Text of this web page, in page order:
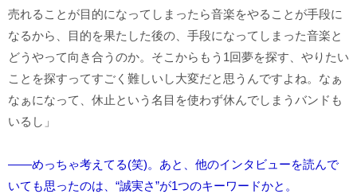
売れることが目的になってしまったら音楽をやることが手段に
なるから、目的を果たした後の、手段になってしまった音楽と
どうやって向き合うのか。そこからもう1回夢を探す、やりたい
ことを探すってすごく難しいし大変だと思うんですよね。なぁ
なぁになって、休止という名目を使わず休んでしまうバンドも
いるし」
――めっちゃ考えてる(笑)。あと、他のインタビューを読んで
いても思ったのは、“誠実さ”が1つのキーワードかと。